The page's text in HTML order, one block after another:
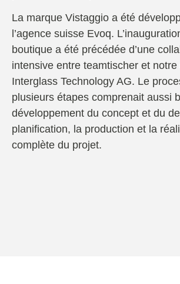
La marque Vistaggio a été
l’agence suisse Evoq.
boutique a été précédée d’une
intensive entre teamtischer et notre
Interglass Technology AG. Le
plusieurs étapes comprenait aussi
développement du concept et du
planification, la production et la
complète du projet.